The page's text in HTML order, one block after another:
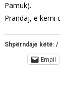
Pamuk).
Prandaj, e kemi
Shpërndaje këtë: /
Email